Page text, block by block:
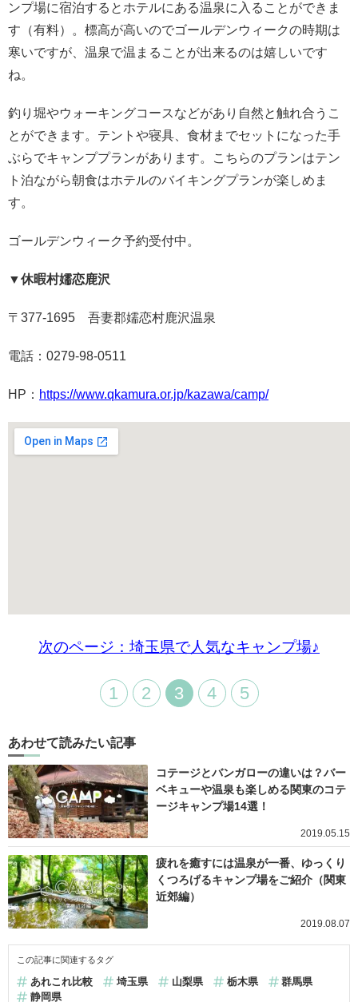
ンプ場に宿泊するとホテルにある温泉に入ることができま
す（有料）。標高が高いのでゴールデンウィークの時期は
寒いですが、温泉で温まることが出来るのは嬉しいです
ね。
釣り堀やウォーキングコースなどがあり自然と触れ合うこ
とができます。テントや寝具、食材までセットになった手
ぶらでキャンププランがあります。こちらのプランはテン
ト泊ながら朝食はホテルのバイキングプランが楽しめま
す。
ゴールデンウィーク予約受付中。
▼休暇村嬬恋鹿沢
〒377-1695 吾妻郡嬬恋村鹿沢温泉
電話：0279-98-0511
HP： https://www.qkamura.or.jp/kazawa/camp/
次のページ：埼玉県で人気なキャンプ場♪
1 2 3 4 5
あわせて読みたい記事
コテージとバンガローの違いは？バー
ベキューや温泉も楽しめる関東のコテ
ージキャンプ場14選！
2019.05.15
疲れを癒すには温泉が一番、ゆっくり
くつろげるキャンプ場をご紹介（関東
近郊編）
2019.08.07
この記事に関連するタグ
あれこれ比較 埼玉県 山梨県 栃木県
群馬県
静岡県